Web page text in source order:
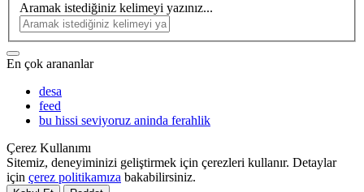
Aramak istediğiniz kelimeyi yazınız...
En çok arananlar
desa
feed
bu hissi seviyoruz aninda ferahlik
Çerez Kullanımı
Sitemiz, deneyiminizi geliştirmek için çerezleri kullanır. Detaylar
için çerez politikamıza bakabilirsiniz.